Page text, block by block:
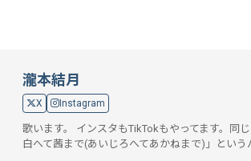
瀧本結月
X Instagram
歌います。 インスタもTikTokもやってます。同
白へて茜まで(あいじろへてあかねまで)」という